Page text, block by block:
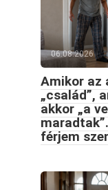
06.08.2026
Amikor az
„család”,
akkor „a
férjem